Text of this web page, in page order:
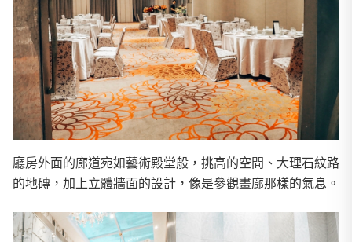
廳房外面的廊道宛如藝術殿堂般，挑高的空間、大理石紋路
的地磚，加上立體牆面的設計，像是參觀畫廊那樣的氣息。